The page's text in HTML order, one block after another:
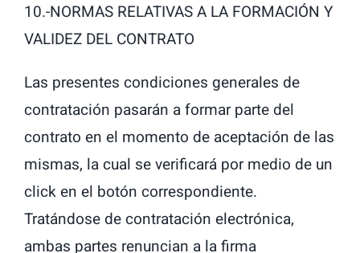
10.-NORMAS RELATIVAS A LA FORMACIÓN Y
VALIDEZ DEL CONTRATO
Las presentes condiciones generales de
contratación pasarán a formar parte del
contrato en el momento de aceptación de las
mismas, la cual se verificará por medio de un
click en el botón correspondiente.
Tratándose de contratación electrónica,
ambas partes renuncian a la firma